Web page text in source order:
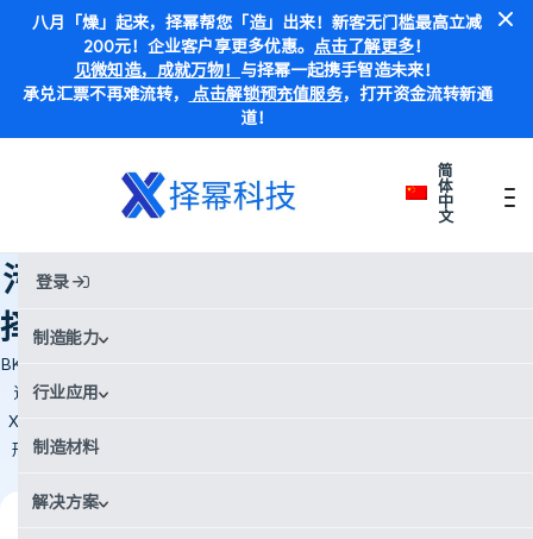
八月「燥」起来，择幂帮您「造」出来！新客无门槛最高立减
200元！企业客户享更多优惠。 点击了解更多！
见微知造，成就万物！ 与择幂一起携手智造未来！
承兑汇票不再难流转， 点击解锁预充值服务，打开资金流转新通
道！
简
体
中
文
登录
制造能力
行业应用
制造材料
解决方案
污水基础设施密封新纪元：Xometry
择幂科技帮助研发压力管道通用接头
BK Pipecheck 的工程师 Johannes König 开发了一款用于密封压力废水管
道的通用接头，解决了近 50% 的管道末端无法正确密封的问题。借助
Xometry 择幂科技 的 3D 打印服务，他生产了大型原型，用于测试几何
形状、密封方法以及与铸铁、纤维水泥、PVC 和 PE 管道的粘合剂兼容